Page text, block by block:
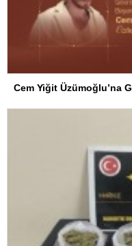
Cem Yiğit Üzümoğlu’na